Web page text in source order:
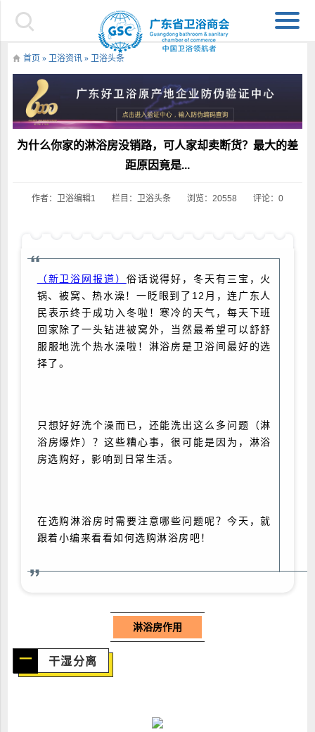
首页 » 卫浴资讯» 卫浴头条
为什么你家的淋浴房没销路，可人家却卖断货？最大的差
距原因竟是...
作者：卫浴编辑1 栏目： 卫浴头条 浏览：20558 评论：0
（新卫浴网报道） 俗话说得好，冬天有三宝，火
锅、被窝、热水澡！一眨眼到了12月，连广东人
民表示终于成功入冬啦！寒冷的天气，每天下班
回家除了一头钻进被窝外，当然最希望可以舒舒
服服地洗个热水澡啦！淋浴房是卫浴间最好的选
择了。
只想好好洗个澡而已，还能洗出这么多问题（淋
浴房爆炸）？这些糟心事，很可能是因为，淋浴
房选购好，影响到日常生活。
在选购淋浴房时需要注意哪些问题呢？今天，就
跟着小编来看看如何选购淋浴房吧！
淋浴房作用
一 干湿分离